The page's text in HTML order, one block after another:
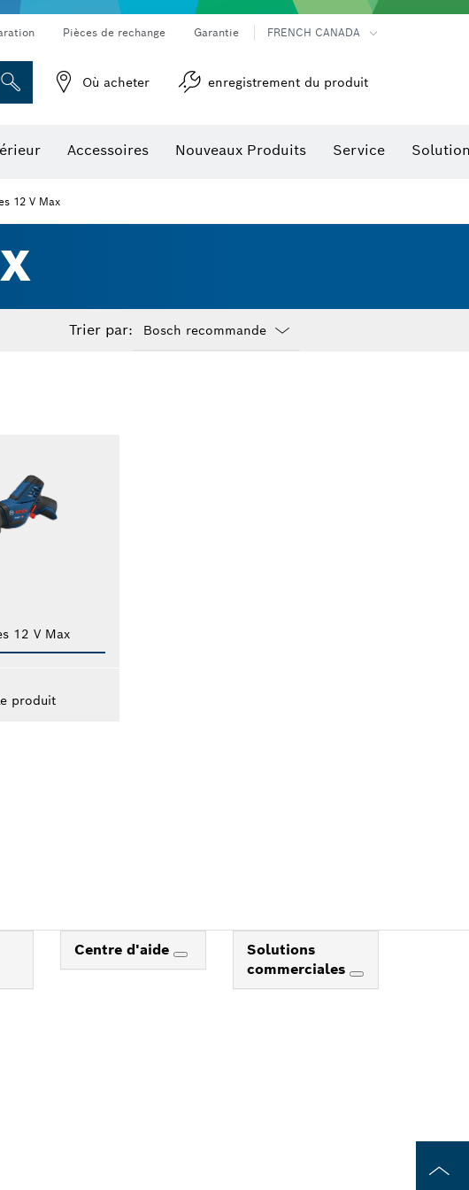
Pièces de rechange Garantie FRENCH CANADA
Où acheter enregistrement du produit
Accessoires Nouveaux Produits Service
12 V Max
Trier par:
12 V Max
produit
Centre d'aide
Solutions
commerciales